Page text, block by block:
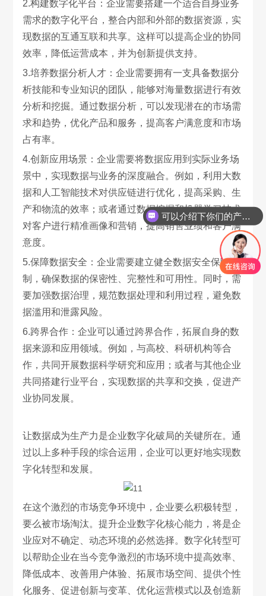
2.构建数字化平台：企业需要搭建一个适合自身业务
需求的数字化平台，整合内部和外部的数据资源，实
现数据的互通互联和共享。这样可以提高企业的协同
效率，降低运营成本，并为创新提供支持。
3.培养数据分析人才：企业需要拥有一支具备数据分
析技能和专业知识的团队，能够对海量数据进行有效
分析和挖掘。通过数据分析，可以发现潜在的市场需
求和趋势，优化产品和服务，提高客户满意度和市场
占有率。
4.创新应用场景：企业需要将数据应用到实际业务场
景中，实现数据与业务的深度融合。例如，利用大数
据和人工智能技术对供应链进行优化，提高采购、生
产和物流的效率；或者通过数据挖掘和机器学习技术
对客户进行精准画像和营销，提高销售业绩和客户满
意度。
5.保障数据安全：企业需要建立健全数据安全保障机
制，确保数据的保密性、完整性和可用性。同时，需
要加强数据治理，规范数据处理和利用过程，避免数
据滥用和泄露风险。
6.跨界合作：企业可以通过跨界合作，拓展自身的数
据来源和应用领域。例如，与高校、科研机构等合
作，共同开展数据科学研究和应用；或者与其他企业
共同搭建行业平台，实现数据的共享和交换，促进产
业协同发展。
让数据成为生产力是企业数字化破局的关键所在。通
过以上多种手段的综合运用，企业可以更好地实现数
字化转型和发展。
在这个激烈的市场竞争环境中，企业要么积极转型，
要么被市场淘汰。提升企业数字化核心能力，将是企
业应对不确定、动态环境的必然选择。数字化转型可
以帮助企业在当今竞争激烈的市场环境中提高效率、
降低成本、改善用户体验、拓展市场空间、提供个性
化服务、促进创新与变革、优化运营模式以及创造新
可以介绍下你们的产品么